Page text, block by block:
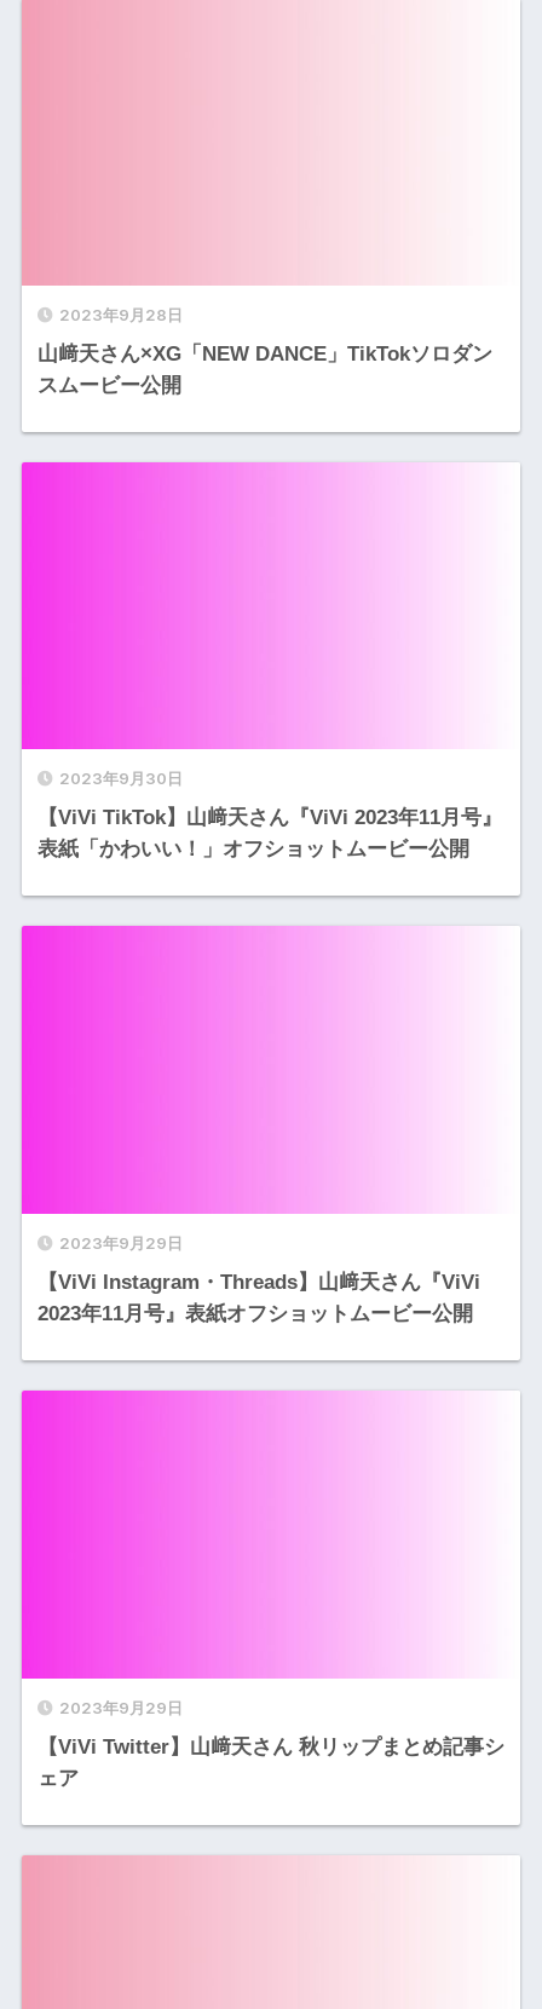
2023年9月28日
山﨑天さん×XG「NEW DANCE」TikTokソロダン
スムービー公開
2023年9月30日
【ViVi TikTok】山﨑天さん『ViVi 2023年11月号』
表紙「かわいい！」オフショットムービー公開
2023年9月29日
【ViVi Instagram・Threads】山﨑天さん『ViVi
2023年11月号』表紙オフショットムービー公開
2023年9月29日
【ViVi Twitter】山﨑天さん 秋リップまとめ記事シ
ェア